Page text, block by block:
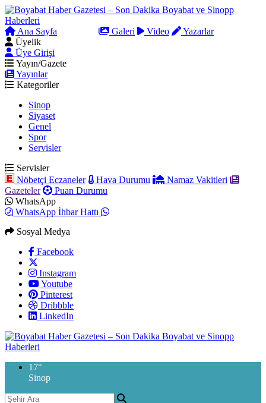
Ana Sayfa Galeri Video
Yazarlar
Üyelik
Üye Girişi
Yayın/Gazete
Yayınlar
Kategoriler
Sinop
Siyaset
Genel
Spor
Servisler
Servisler
Nöbetçi Eczaneler
Hava Durumu
Namaz Vakitleri
Gazeteler
Puan Durumu
WhatsApp
WhatsApp İhbar Hattı
Sosyal Medya
Facebook
Instagram
Youtube
Pinterest
Dribbble
LinkedIn
17°
Sinop